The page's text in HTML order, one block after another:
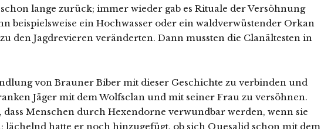
lange zurück; immer wieder gab es Rituale der Versöhnung
beispielsweise ein Hochwasser oder ein waldverwüstender Orkan
den Jagdrevieren veränderten. Dann mussten die Clanältesten in
von Brauner Biber mit dieser Geschichte zu verbinden und
Jäger mit dem Wolfsclan und mit seiner Frau zu versöhnen.
Menschen durch Hexendorne verwundbar werden, wenn sie
hatte er noch hinzugefügt, ob sich Quesalid schon mit dem